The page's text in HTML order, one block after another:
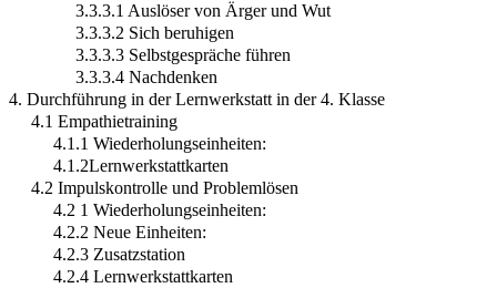
3.3.3.1 Auslöser von Ärger und Wut
3.3.3.2 Sich beruhigen
3.3.3.3 Selbstgespräche führen
3.3.3.4 Nachdenken
4. Durchführung in der Lernwerkstatt in der 4. Klasse
4.1 Empathietraining
4.1.1 Wiederholungseinheiten:
4.1.2Lernwerkstattkarten
4.2 Impulskontrolle und Problemlösen
4.2 1 Wiederholungseinheiten:
4.2.2 Neue Einheiten:
4.2.3 Zusatzstation
4.2.4 Lernwerkstattkarten